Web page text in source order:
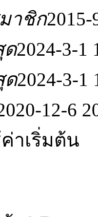
าชิก2015-
ด2024-3-1
ด2024-3-1
12-6
าเริ่มต้น